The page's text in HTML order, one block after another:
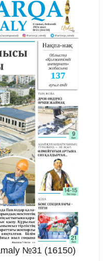
№31 (16150)